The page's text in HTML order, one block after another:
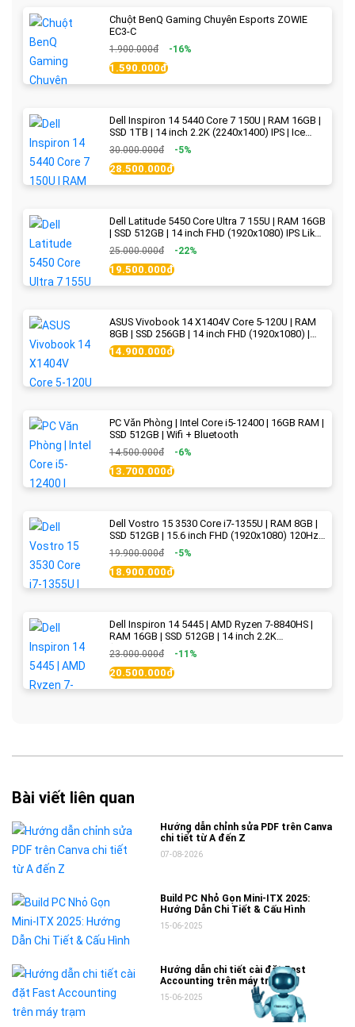
Chuột BenQ Gaming Chuyên Esports ZOWIE
EC3-C
1.900.000đ -16%
1.590.000đ
Dell Inspiron 14 5440 Core 7 150U | RAM 16GB |
SSD 1TB | 14 inch 2.2K (2240x1400) IPS | Ice
Blue - New Fullbox
30.000.000đ -5%
28.500.000đ
Dell Latitude 5450 Core Ultra 7 155U | RAM 16GB
| SSD 512GB | 14 inch FHD (1920x1080) IPS Like
new
25.000.000đ -22%
19.500.000đ
ASUS Vivobook 14 X1404V Core 5-120U | RAM
8GB | SSD 256GB | 14 inch FHD (1920x1080) |
Quiet Blue - New Fullbox
14.900.000đ
PC Văn Phòng | Intel Core i5-12400 | 16GB RAM |
SSD 512GB | Wifi + Bluetooth
14.500.000đ -6%
13.700.000đ
Dell Vostro 15 3530 Core i7-1355U | RAM 8GB |
SSD 512GB | 15.6 inch FHD (1920x1080) 120Hz
WVA | Black | New Fullbox
19.900.000đ -5%
18.900.000đ
Dell Inspiron 14 5445 | AMD Ryzen 7-8840HS |
RAM 16GB | SSD 512GB | 14 inch 2.2K
(2240x1400) IPS 300nits | Ice Blue - New Fullbox
23.000.000đ -11%
20.500.000đ
Bài viết liên quan
Hướng dẫn chỉnh sửa PDF trên Canva
chi tiết từ A đến Z
07-08-2026
Build PC Nhỏ Gọn Mini-ITX 2025:
Hướng Dẫn Chi Tiết & Cấu Hình
15-06-2025
Hướng dẫn chi tiết cài đặt Fast
Accounting trên máy trạm
15-06-2025